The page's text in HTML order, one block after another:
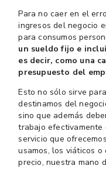
Para no caer en el
ingresos del negocio
para consumos
un sueldo fijo e
es decir, como una
presupuesto del
Esto no sólo sirve
destinamos del
sino que además
trabajo
servicio que
usamos, los viáticos
precio, nuestra mano